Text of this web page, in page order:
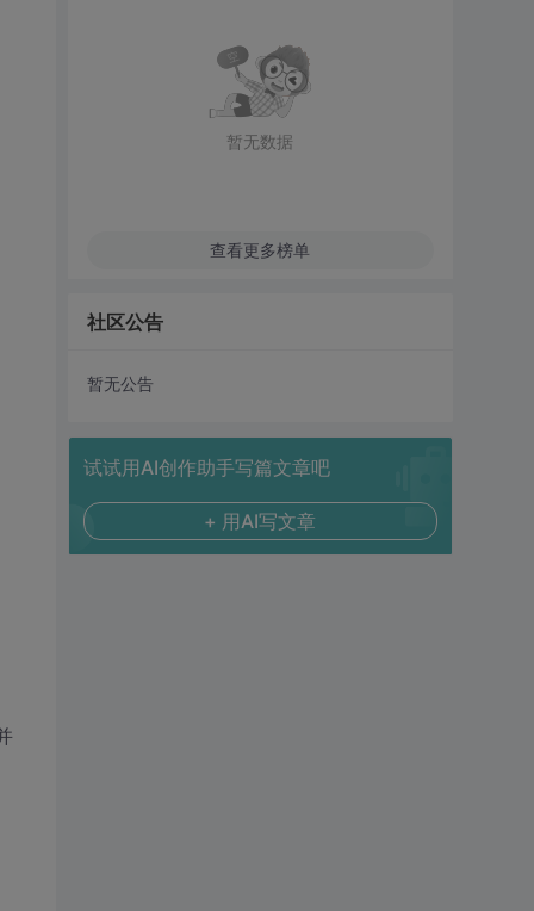
暂无数据
查看更多榜单
社区公告
暂无公告
试试用AI创作助手写篇文章吧
+ 用AI写文章